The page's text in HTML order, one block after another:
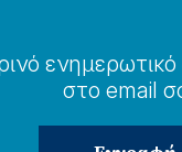
ενημερωτɩκό
στο email